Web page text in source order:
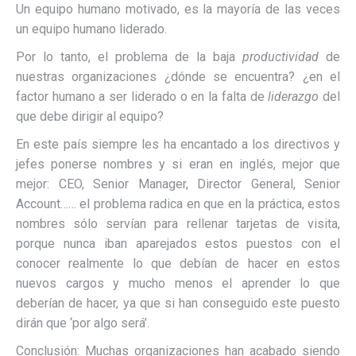
Un equipo humano motivado, es la mayoría de las veces
un equipo humano liderado.
Por lo tanto, el problema de la baja productividad de
nuestras organizaciones ¿dónde se encuentra? ¿en el
factor humano a ser liderado o en la falta deliderazgo del
que debe dirigir al equipo?
En este país siempre les ha encantado a los directivos y
jefes ponerse nombres y si eran en inglés, mejor que
mejor: CEO, Senior Manager, Director General, Senior
Account…… el problema radica en que en la práctica, estos
nombres sólo servían para rellenar tarjetas de visita,
porque nunca iban aparejados estos puestos con el
conocer realmente lo que debían de hacer en estos
nuevos cargos y mucho menos el aprender lo que
deberían de hacer, ya que si han conseguido este puesto
dirán que ‘por algo será’.
Conclusión: Muchas organizaciones han acabado siendo